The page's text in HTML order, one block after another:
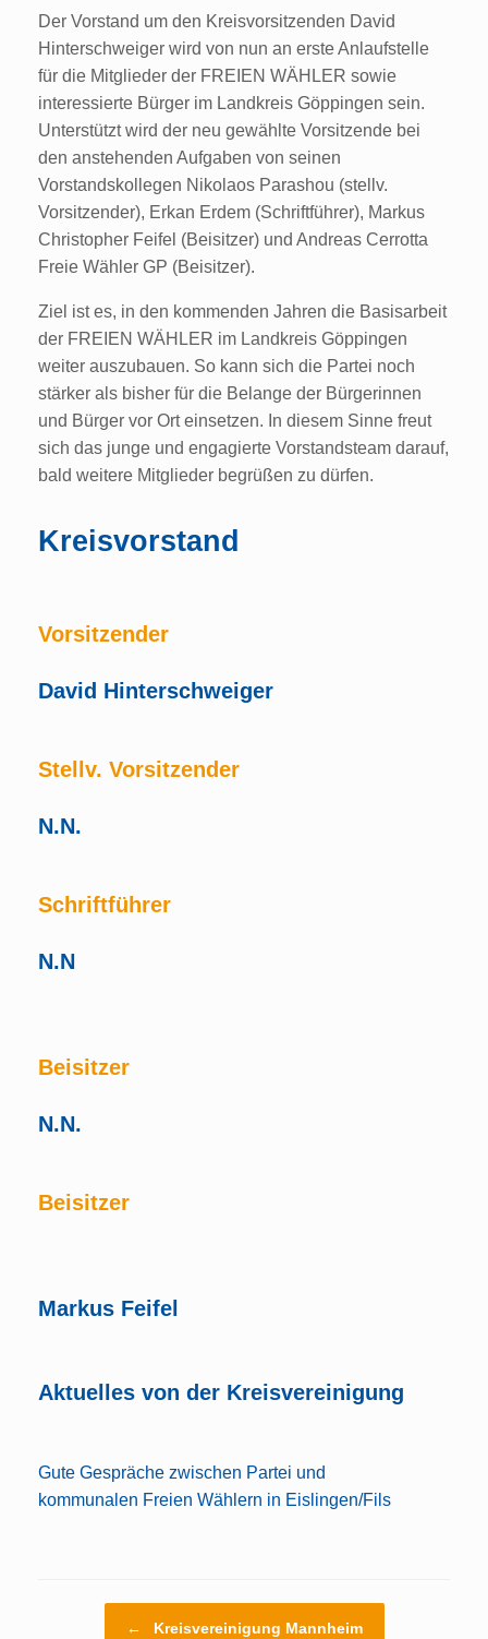
Der Vorstand um den Kreisvorsitzenden David
Hinterschweiger wird von nun an erste Anlaufstelle
für die Mitglieder der FREIEN WÄHLER sowie
interessierte Bürger im Landkreis Göppingen sein.
Unterstützt wird der neu gewählte Vorsitzende bei
den anstehenden Aufgaben von seinen
Vorstandskollegen Nikolaos Parashou (stellv.
Vorsitzender), Erkan Erdem (Schriftführer), Markus
Christopher Feifel (Beisitzer) und Andreas Cerrotta
Freie Wähler GP (Beisitzer).
Ziel ist es, in den kommenden Jahren die Basisarbeit
der FREIEN WÄHLER im Landkreis Göppingen
weiter auszubauen. So kann sich die Partei noch
stärker als bisher für die Belange der Bürgerinnen
und Bürger vor Ort einsetzen. In diesem Sinne freut
sich das junge und engagierte Vorstandsteam darauf,
bald weitere Mitglieder begrüßen zu dürfen.
Kreisvorstand
Vorsitzender
David Hinterschweiger
Stellv. Vorsitzender
N.N.
Schriftführer
N.N
Beisitzer
N.N.
Beisitzer
Markus Feifel
Aktuelles von der Kreisvereinigung
Gute Gespräche zwischen Partei und
kommunalen Freien Wählern in Eislingen/Fils
← Kreisvereinigung Mannheim